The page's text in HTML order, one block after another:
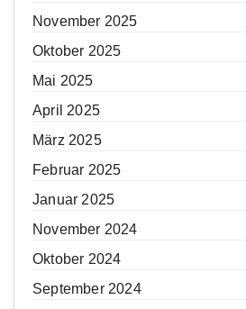
November 2025
Oktober 2025
Mai 2025
April 2025
März 2025
Februar 2025
Januar 2025
November 2024
Oktober 2024
September 2024